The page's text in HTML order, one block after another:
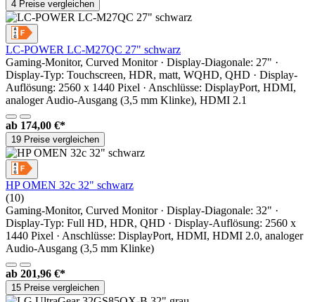
4 Preise vergleichen
LC-POWER LC-M27QC 27" schwarz
Gaming-Monitor, Curved Monitor · Display-Diagonale: 27" ·
Display-Typ: Touchscreen, HDR, matt, WQHD, QHD · Display-
Auflösung: 2560 x 1440 Pixel · Anschlüsse: DisplayPort, HDMI,
analoger Audio-Ausgang (3,5 mm Klinke), HDMI 2.1
ab 174,00 €*
19 Preise vergleichen
HP OMEN 32c 32" schwarz
(10)
Gaming-Monitor, Curved Monitor · Display-Diagonale: 32" ·
Display-Typ: Full HD, HDR, QHD · Display-Auflösung: 2560 x
1440 Pixel · Anschlüsse: DisplayPort, HDMI, HDMI 2.0, analoger
Audio-Ausgang (3,5 mm Klinke)
ab 201,96 €*
15 Preise vergleichen